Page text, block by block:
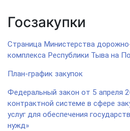
Госзакупки
Страница Министерства
комплекса Республики Тыва на
План-график закупок
Федеральный закон от 5 апреля
контрактной системе в сфере
услуг для обеспечения
нужд»